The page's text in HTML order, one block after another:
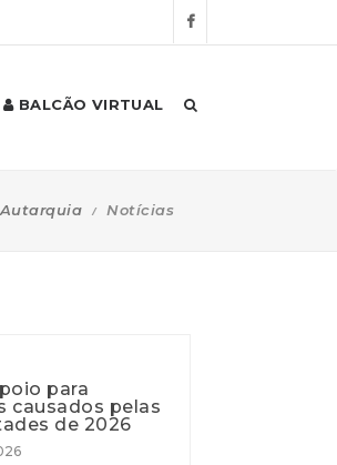
BALCÃO VIRTUAL
Autarquia Notícias
para
causados pelas
de 2026